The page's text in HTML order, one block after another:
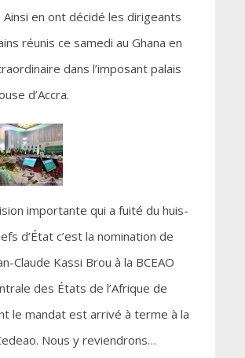
Ainsi en ont décidé les dirigeants
réunis ce samedi au Ghana en
dans l’imposant palais
d’Accra.
importante qui a fuité du huis-
d’État c’est la nomination de
Claude Kassi Brou à la BCEAO
des États de l’Afrique de
le mandat est arrivé à terme à la
Nous y reviendrons…